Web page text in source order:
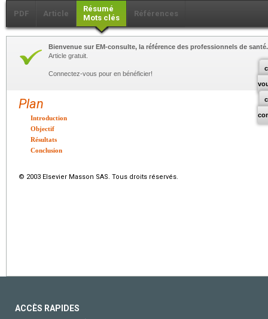
PDF Article
Résumé
Mots clés
Références
Bienvenue sur EM-consulte, la référence des professionnels de santé.
Article gratuit.
Connectez-vous pour en bénéficier!
Plan
Introduction
Objectif
Résultats
Conclusion
© 2003 Elsevier Masson SAS. Tous droits réservés.
ACCÈS RAPIDES